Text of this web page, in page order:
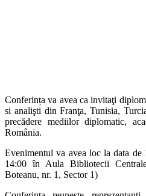
Conferința va avea ca invitaţi
si analişti din Franţa, Tunisia,
precădere mediilor diplomatic,
România.
Evenimentul va avea loc la data
14:00 în Aula Bibliotecii
Boteanu, nr. 1, Sector 1)